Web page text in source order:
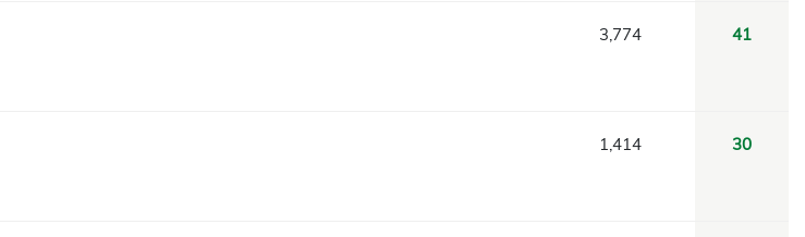
3,774 41
1,414 30